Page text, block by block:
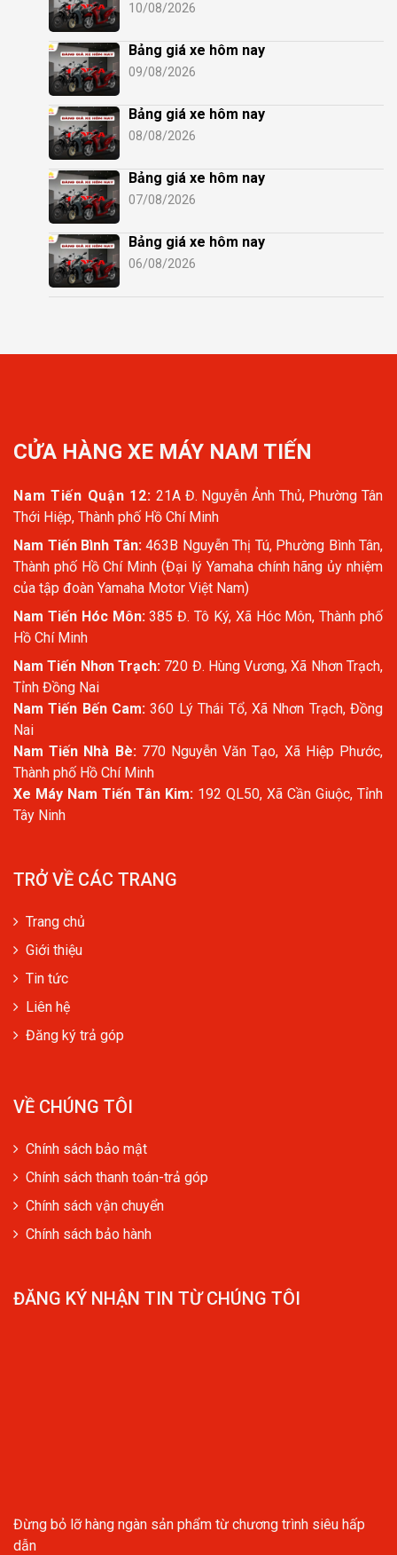
10/08/2026
Bảng giá xe hôm nay
09/08/2026
Bảng giá xe hôm nay
08/08/2026
Bảng giá xe hôm nay
07/08/2026
Bảng giá xe hôm nay
06/08/2026
CỬA HÀNG XE MÁY NAM TIẾN
Nam Tiến Quận 12: 21A Đ. Nguyễn Ảnh Thủ, Phường Tân
Thới Hiệp, Thành phố Hồ Chí Minh
Nam Tiến Bình Tân:463B Nguyễn Thị Tú, Phường Bình Tân,
Thành phố Hồ Chí Minh (Đại lý Yamaha chính hãng ủy nhiệm
của tập đoàn Yamaha Motor Việt Nam)
Nam Tiến Hóc Môn:385 Đ. Tô Ký, Xã Hóc Môn, Thành phố
Hồ Chí Minh
Nam Tiến Nhơn Trạch:720 Đ. Hùng Vương, Xã Nhơn Trạch,
Tỉnh Đồng Nai
Nam Tiến Bến Cam: 360 Lý Thái Tổ, Xã Nhơn Trạch, Đồng
Nai
Nam Tiến Nhà Bè: 770 Nguyễn Văn Tạo, Xã Hiệp Phước,
Thành phố Hồ Chí Minh
Xe Máy Nam Tiến Tân Kim: 192 QL50, Xã Cần Giuộc, Tỉnh
Tây Ninh
TRỞ VỀ CÁC TRANG
Trang chủ
Giới thiệu
Tin tức
Liên hệ
Đăng ký trả góp
VỀ CHÚNG TÔI
Chính sách bảo mật
Chính sách thanh toán-trả góp
Chính sách vận chuyển
Chính sách bảo hành
ĐĂNG KÝ NHẬN TIN TỪ CHÚNG TÔI
Đừng bỏ lỡ hàng ngàn sản phẩm từ chương trình siêu hấp
dẫn